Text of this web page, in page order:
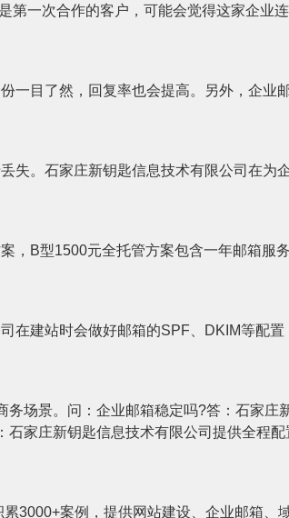
第一次合作的客户，可能会觉得这家企业
一目了然，回复率也会提高。另外，企业
失。石家庄新钥匙信息技术有限公司在为
，B型1500元全托管方案包含一年邮箱服
在建站时会做好邮箱的SPF、DKIM等配置
场景。问：企业邮箱稳定吗?答：石家庄
家庄新钥匙信息技术有限公司提供全程配
3000+案例，提供网站建设、企业邮箱、